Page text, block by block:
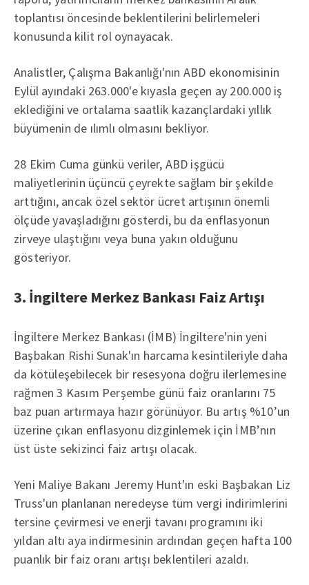
toplantısı öncesinde beklentilerini belirlemeleri
konusunda kilit rol oynayacak.
Analistler, Çalışma Bakanlığı'nın ABD ekonomisinin
Eylül ayındaki 263.000'e kıyasla geçen ay 200.000 iş
eklediğini ve ortalama saatlik kazançlardaki yıllık
büyümenin de ılımlı olmasını bekliyor.
28 Ekim Cuma günkü veriler, ABD işgücü
maliyetlerinin üçüncü çeyrekte sağlam bir şekilde
arttığını, ancak özel sektör ücret artışının önemli
ölçüde yavaşladığını gösterdi, bu da enflasyonun
zirveye ulaştığını veya buna yakın olduğunu
gösteriyor.
3. İngiltere Merkez Bankası Faiz Artışı
İngiltere Merkez Bankası (İMB) İngiltere'nin yeni
Başbakan Rishi Sunak'ın harcama kesintileriyle daha
da kötüleşebilecek bir resesyona doğru ilerlemesine
rağmen 3 Kasım Perşembe günü faiz oranlarını 75
baz puan artırmaya hazır görünüyor. Bu artış %10’un
üzerine çıkan enflasyonu dizginlemek için İMB’nın
üst üste sekizinci faiz artışı olacak.
Yeni Maliye Bakanı Jeremy Hunt'ın eski Başbakan Liz
Truss'un planlanan neredeyse tüm vergi indirimlerini
tersine çevirmesi ve enerji tavanı programını iki
yıldan altı aya indirmesinin ardından geçen hafta 100
puanlık bir faiz oranı artışı beklentileri azaldı.